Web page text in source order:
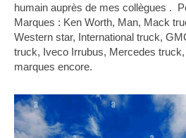
humain auprès de mes collègues .
Marques : Ken Worth, Man, Mack
Western star, International truck,
truck, Iveco Irrubus, Mercedes
marques encore.